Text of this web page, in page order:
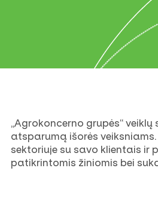
„Agrokoncerno grupės“
atsparumą išorės
sektoriuje su savo klientais
patikrintomis žiniomis bei